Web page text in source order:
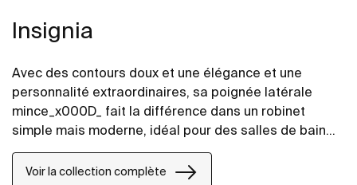
Insignia
Avec des contours doux et une élégance et une
personnalité extraordinaires, sa poignée latérale
mince_x000D_ fait la différence dans un robinet
simple mais moderne, idéal pour des salles de bains
avec un caractère urbain.
Voir la collection complète